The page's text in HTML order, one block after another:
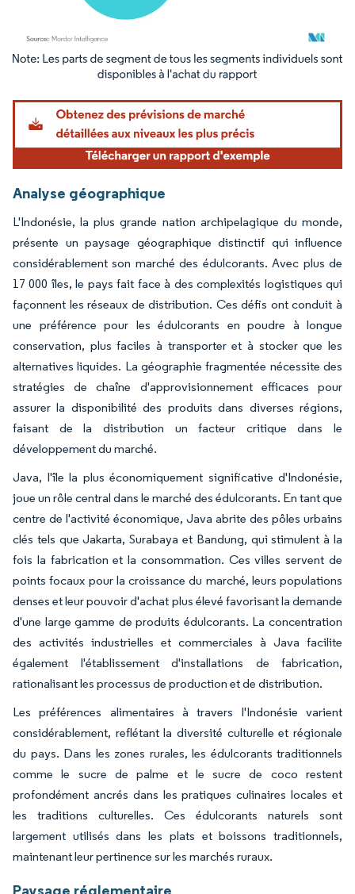
Image © Mordor Intelligence. La réutilisation nécessite une attribution sous CC BY
Analyse géographique
L'Indonésie, la plus grande nation archipelagique du monde,
présente un paysage géographique distinctif qui influence
considérablement son marché des édulcorants. Avec plus de
17 000 îles, le pays fait face à des complexités logistiques qui
façonnent les réseaux de distribution. Ces défis ont conduit à
une préférence pour les édulcorants en poudre à longue
conservation, plus faciles à transporter et à stocker que les
alternatives liquides. La géographie fragmentée nécessite des
stratégies de chaîne d'approvisionnement efficaces pour
assurer la disponibilité des produits dans diverses régions,
faisant de la distribution un facteur critique dans le
développement du marché.
Java, l'île la plus économiquement significative d'Indonésie,
joue un rôle central dans le marché des édulcorants. En tant que
centre de l'activité économique, Java abrite des pôles urbains
clés tels que Jakarta, Surabaya et Bandung, qui stimulent à la
fois la fabrication et la consommation. Ces villes servent de
points focaux pour la croissance du marché, leurs populations
denses et leur pouvoir d'achat plus élevé favorisant la demande
d'une large gamme de produits édulcorants. La concentration
des activités industrielles et commerciales à Java facilite
également l'établissement d'installations de fabrication,
rationalisant les processus de production et de distribution.
Les préférences alimentaires à travers l'Indonésie varient
considérablement, reflétant la diversité culturelle et régionale
du pays. Dans les zones rurales, les édulcorants traditionnels
comme le sucre de palme et le sucre de coco restent
profondément ancrés dans les pratiques culinaires locales et
les traditions culturelles. Ces édulcorants naturels sont
largement utilisés dans les plats et boissons traditionnels,
maintenant leur pertinence sur les marchés ruraux.
Paysage réglementaire